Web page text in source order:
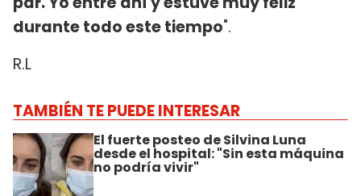
durante todo este tiempo".
R.L
TAMBIÉN TE PUEDE INTERESAR
El fuerte posteo de Silvina Luna
desde el hospital: "Sin esta máquina
no podría vivir"